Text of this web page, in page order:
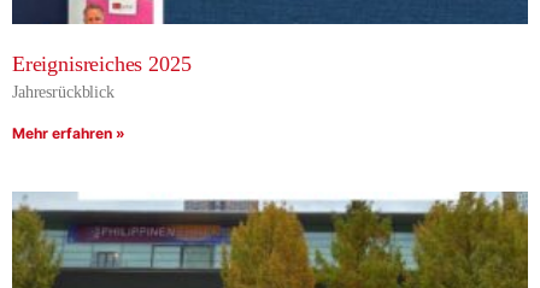
Ereignisreiches 2025
Jahresrückblick
Mehr erfahren »